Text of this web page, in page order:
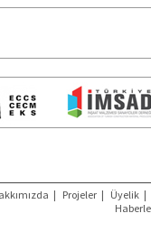
| Projeler | Üyelik |